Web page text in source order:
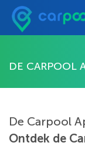
DE CARPOOL
De Carpool
Ontdek de